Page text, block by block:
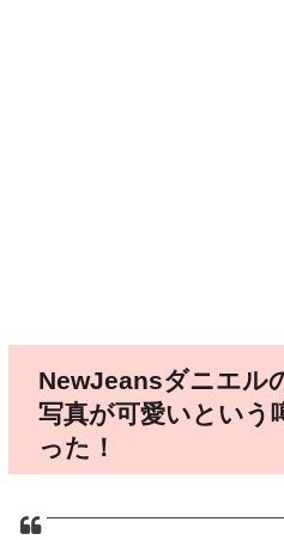
NewJeansダニエル
写真が可愛いという
った！